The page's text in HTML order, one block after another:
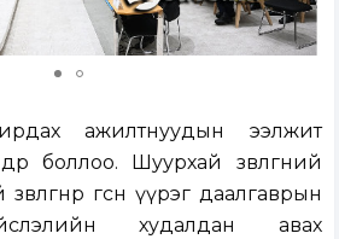
ажилтнуудын ээлжит
боллоо. Шуурхай зөвлөгөөний
өгсөн үүрэг даалгаврын
худалдан авах